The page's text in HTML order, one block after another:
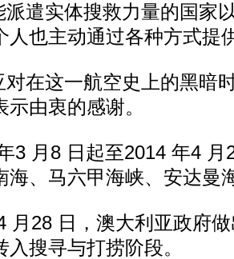
实体搜救力量的国家
人也主动通过各种方式提
这一航空史上的黑暗
由衷的感谢。
月8 日起至2014 年4 月
海、马六甲海峡、安达曼
28 日，澳大利亚政府做
搜寻与打捞阶段。